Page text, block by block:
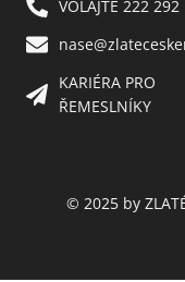
VOLAJTE 222
KARIÉRA PRO
ŘEMESLNÍKY
© 2025 by